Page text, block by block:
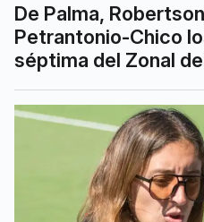
De Palma,
Petrantonio-Chico
séptima del Zonal